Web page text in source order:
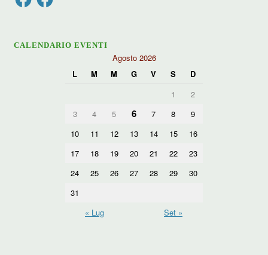
CALENDARIO EVENTI
Agosto 2026
L
M M G V S
D
1
2
3
4 5 6 7 8
9
10
11 12 13 14 15
16
17
18 19 20 21 22
23
24
25 26 27 28 29
30
31
« Lug
Set »